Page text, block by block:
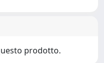
prodotto.